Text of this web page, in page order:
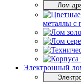
Лом
металлы с
Электронный